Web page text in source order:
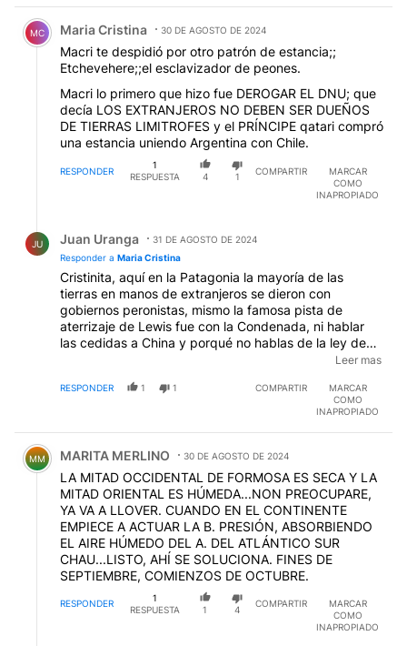
Comentario de Maria Cristina.
MC Maria Cristina 30 DE AGOSTO DE 2024
Macri te despidió por otro patrón de estancia;;
Etchevehere;;el esclavizador de peones.
Macri lo primero que hizo fue DEROGAR EL DNU; que
decía LOS EXTRANJEROS NO DEBEN SER DUEÑOS
DE TIERRAS LIMITROFES y el PRÍNCIPE qatari compró
una estancia uniendo Argentina con Chile.
RESPONDER
1
RESPUESTA
4 1
COMPARTIR
MARCAR
COMO
INAPROPIADO
JU Juan Uranga
31 DE AGOSTO DE 2024
Responder a Maria Cristina
Cristinita, aquí en la Patagonia la mayoría de las
tierras en manos de extranjeros se dieron con
gobiernos peronistas, mismo la famosa pista de
aterrizaje de Lewis fue con la Condenada, ni hablar
las cedidas a China y porqué no hablas de la ley de
glaciares de la escribania K que tanto daño hace a
medida de las megamineras.
Leer mas
RESPONDER 1 1 COMPARTIR
MARCAR
COMO
INAPROPIADO
Comentario de MARITA MERLINO.
MM MARITA MERLINO 30 DE AGOSTO DE 2024
LA MITAD OCCIDENTAL DE FORMOSA ES SECA Y LA
MITAD ORIENTAL ES HÚMEDA...NON PREOCUPARE,
YA VA A LLOVER. CUANDO EN EL CONTINENTE
EMPIECE A ACTUAR LA B. PRESIÓN, ABSORBIENDO
EL AIRE HÚMEDO DEL A. DEL ATLÁNTICO SUR
CHAU...LISTO, AHÍ SE SOLUCIONA. FINES DE
SEPTIEMBRE, COMIENZOS DE OCTUBRE.
RESPONDER
1
RESPUESTA
1 4
COMPARTIR
MARCAR
COMO
INAPROPIADO